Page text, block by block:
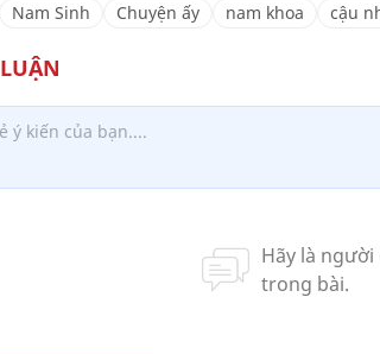
Nam Sinh Chuyện ấy nam khoa cậu